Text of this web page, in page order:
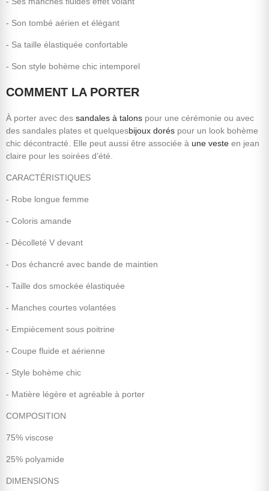
- Son tombé aérien et élégant
- Sa taille élastiquée confortable
- Son style bohème chic intemporel
COMMENT LA PORTER
À porter avec des sandales à talons pour une cérémonie ou avec
des sandales plates et quelquesbijoux dorés pour un look bohème
chic décontracté. Elle peut aussi être associée à une veste en jean
claire pour les soirées d’été.
CARACTÉRISTIQUES
- Robe longue femme
- Coloris amande
- Décolleté V devant
- Dos échancré avec bande de maintien
- Taille dos smockée élastiquée
- Manches courtes volantées
- Empiècement sous poitrine
- Coupe fluide et aérienne
- Style bohème chic
- Matière légère et agréable à porter
COMPOSITION
75% viscose
25% polyamide
DIMENSIONS